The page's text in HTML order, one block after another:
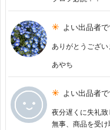
よい出品者
ありがとうござ
あやち
よい出品者
夜分遅くに失礼致
無事、商品を受け